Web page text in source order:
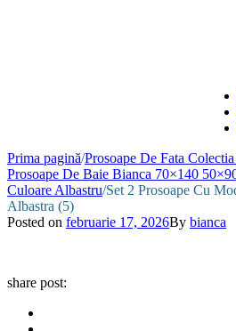
Prima pagină/Prosoape De Fata
Prosoape De Baie Bianca 70×140
Culoare Albastru/Set 2 Prosoape Cu
Albastra (5)
Posted on februarie 17, 2026By bianca
share post: